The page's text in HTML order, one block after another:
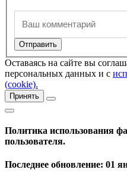
Оставаясь на сайте вы
персональных данных и с
(cookie).
Принять
Политика использования
пользователя.
Последнее обновление: 01